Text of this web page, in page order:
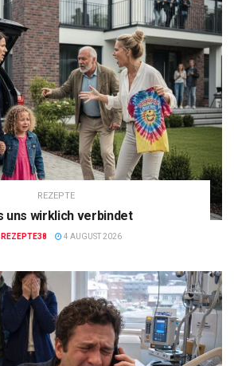
REZEPTE
uns wirklich verbindet
REZEPTE38 4 AUGUST 2026